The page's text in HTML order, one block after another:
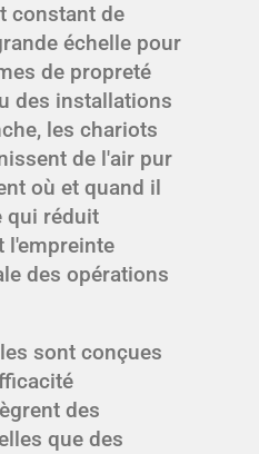
constant de
échelle pour
de propreté
des installations
les chariots
de l'air pur
où et quand il
qui réduit
l'empreinte
des opérations
sont conçues
des
que des